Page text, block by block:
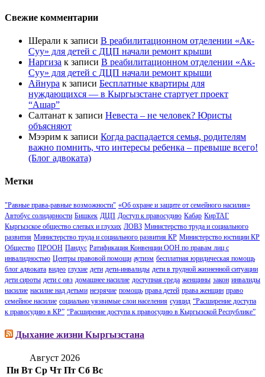
Свежие комментарии
Шерали к записи В реабилитационном отделении «Ак-
Суу» для детей с ДЦП начали ремонт крыши
Наргиза к записи В реабилитационном отделении «Ак-
Суу» для детей с ДЦП начали ремонт крыши
Айнура к записи Бесплатные квартиры для
нуждающихся — в Кыргызстане стартует проект
“Ашар”
Салтанат к записи Невеста – не человек? Юристы
объясняют
Мээрим к записи Когда распадается семья, родителям
важно помнить, что интересы ребенка – превыше всего!
(Блог адвоката)
Метки
"Равные права-равные возможности" «Об охране и защите от семейного насилия»
Автобус солидарности Бишкек ДЦП Доступ к правосудию Кабар КирТАГ
Кыргызское общество слепых и глухих ЛОВЗ Министерство труда и социального
развития Министерство труда и социального развития КР Министерство юстиции КР
Общество ПРООН Пандус Ратификация Конвенции ООН по правам лиц с
инвалидностью Центры правовой помощи аутизм бесплатная юридическая помощь
блог адвоката видео глухие дети дети-инвалиды дети в трудной жизненной ситуации
дети сироты дети с овз домашнее насилие доступная среда женщины закон инвалиды
насилие насилие над детьми незрячие помощь права детей права женщин право
семейное насилие социально уязвимые слои населения суицид “Расширение доступа
к правосудию в КР” “Расширение доступа к правосудию в Кыргызской Республике”
Дыхание жизни Кыргызстана
Август 2026
Пн Вт Ср Чт Пт Сб Вс